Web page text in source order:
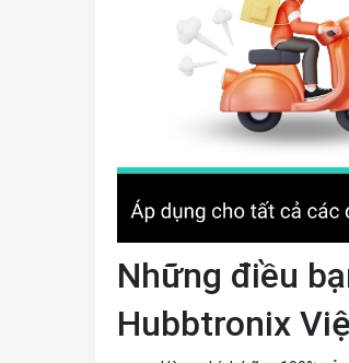
Những điều
Hubbtronix